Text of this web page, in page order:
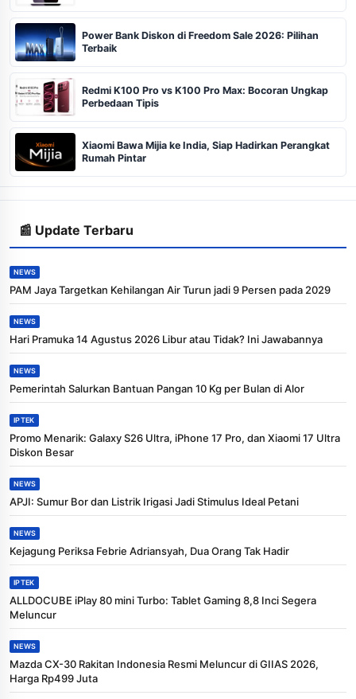
Power Bank Diskon di Freedom Sale 2026: Pilihan
Terbaik
Redmi K100 Pro vs K100 Pro Max: Bocoran Ungkap
Perbedaan Tipis
Xiaomi Bawa Mijia ke India, Siap Hadirkan Perangkat
Rumah Pintar
📰 Update Terbaru
NEWS
PAM Jaya Targetkan Kehilangan Air Turun jadi 9 Persen pada 2029
NEWS
Hari Pramuka 14 Agustus 2026 Libur atau Tidak? Ini Jawabannya
NEWS
Pemerintah Salurkan Bantuan Pangan 10 Kg per Bulan di Alor
IPTEK
Promo Menarik: Galaxy S26 Ultra, iPhone 17 Pro, dan Xiaomi 17 Ultra
Diskon Besar
NEWS
APJI: Sumur Bor dan Listrik Irigasi Jadi Stimulus Ideal Petani
NEWS
Kejagung Periksa Febrie Adriansyah, Dua Orang Tak Hadir
IPTEK
ALLDOCUBE iPlay 80 mini Turbo: Tablet Gaming 8,8 Inci Segera
Meluncur
NEWS
Mazda CX-30 Rakitan Indonesia Resmi Meluncur di GIIAS 2026,
Harga Rp499 Juta